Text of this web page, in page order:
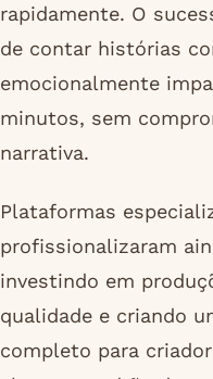
rapidamente. O
de contar histórias
emocionalmente
minutos, sem
narrativa.
Plataformas
profissionalizaram
investindo em
qualidade e criando
completo para